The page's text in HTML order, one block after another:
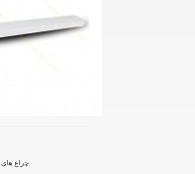
چراغ